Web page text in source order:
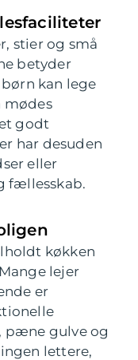
stier og små
betyder
kan lege
mødes
godt
har desuden
eller
fællesskab.
køkken
lejer
er
pæne gulve og
lettere,